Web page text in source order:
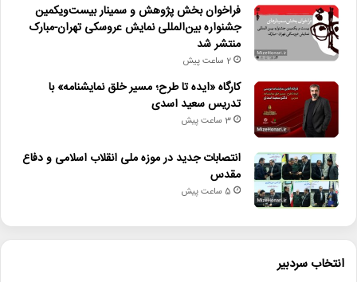
فراخوان بخش پژوهش و سمینار بیست‌ویکمین
جشنواره بین‌المللی نمایش عروسکی تهران-مبارک
منتشر شد
2 ساعت پیش
کارگاه «ایده تا طرح؛ مسیر خلق نمایشنامه» با
تدریس سعید اسدی
3 ساعت پیش
انتصابات جدید در موزه ملی انقلاب اسلامی و دفاع
مقدس
5 ساعت پیش
انتخاب سردبیر